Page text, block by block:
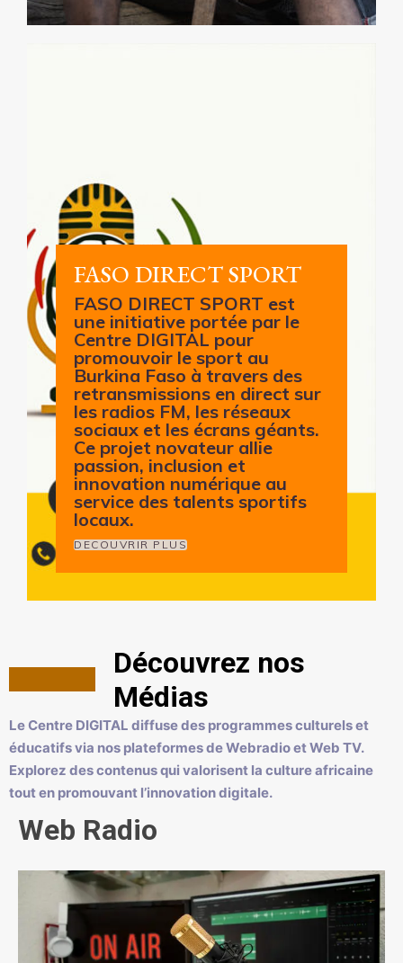
FASO DIRECT SPORT
FASO DIRECT SPORT est
une initiative portée par le
Centre DIGITAL pour
promouvoir le sport au
Burkina Faso à travers des
retransmissions en direct sur
les radios FM, les réseaux
sociaux et les écrans géants.
Ce projet novateur allie
passion, inclusion et
innovation numérique au
service des talents sportifs
locaux.
DECOUVRIR PLUS
Découvrez nos
Médias
Le Centre DIGITAL diffuse des programmes culturels et
éducatifs via nos plateformes de Webradio et Web TV.
Explorez des contenus qui valorisent la culture africaine
tout en promouvant l’innovation digitale.
Web Radio